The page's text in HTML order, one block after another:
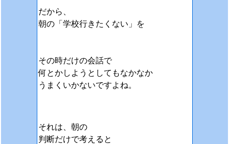
だから、
朝の「学校行きたくない」を
その時だけの会話で
何とかしようとしてもなかなか
うまくいかないですよね。
それは、朝の
判断だけで考えると